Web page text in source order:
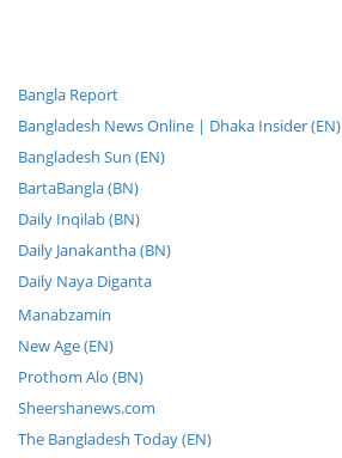
Bangla Report
Bangladesh News Online | Dhaka Insider (EN)
Bangladesh Sun (EN)
BartaBangla (BN)
Daily Inqilab (BN)
Daily Janakantha (BN)
Daily Naya Diganta
Manabzamin
New Age (EN)
Prothom Alo (BN)
Sheershanews.com
The Bangladesh Today (EN)